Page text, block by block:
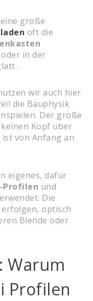
große
oft die
oder in der
wir auch hier
die Bauphysik
Der große
Kopf über
ist von Anfang an
eigenes, dafür
Profilen und
Die
optisch
Blende oder
Warum
Profilen